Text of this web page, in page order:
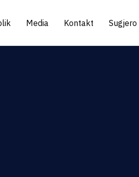
Media Kontakt Sugjero